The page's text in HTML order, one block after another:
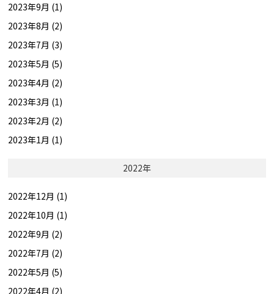
2023年9月 (1)
2023年8月 (2)
2023年7月 (3)
2023年5月 (5)
2023年4月 (2)
2023年3月 (1)
2023年2月 (2)
2023年1月 (1)
2022年
2022年12月 (1)
2022年10月 (1)
2022年9月 (2)
2022年7月 (2)
2022年5月 (5)
2022年4月 (2)